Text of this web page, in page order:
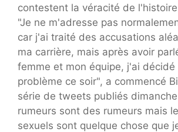
contestent la véracité de
"Je ne m'adresse pas
car j'ai traité des accusations
ma carrière, mais après avoir
femme et mon équipe, j'ai
problème ce soir", a commencé
série de tweets publiés
rumeurs sont des rumeurs mais
sexuels sont quelque chose que